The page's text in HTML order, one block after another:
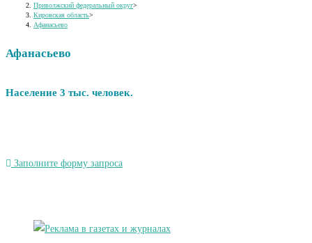
Приволжский федеральный округ>
Кировская область>
Афанасьево
Афанасьево
Население 3 тыс. человек.
Заполните форму запроса